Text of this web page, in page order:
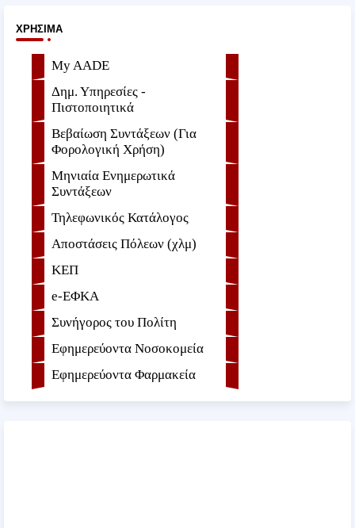
ΧΡΉΣΙΜΑ
My AADE
Δημ. Υπηρεσίες -
Πιστοποιητικά
Βεβαίωση Συντάξεων (Για
Φορολογική Χρήση)
Μηνιαία Ενημερωτικά
Συντάξεων
Τηλεφωνικός Κατάλογος
Αποστάσεις Πόλεων (χλμ)
ΚΕΠ
e-ΕΦKA
Συνήγορος του Πολίτη
Εφημερεύοντα Νοσοκομεία
Εφημερεύοντα Φαρμακεία